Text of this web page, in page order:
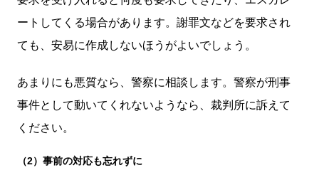
ートしてくる場合があります。謝罪文などを要求され
ても、安易に作成しないほうがよいでしょう。
あまりにも悪質なら、警察に相談します。警察が刑事
事件として動いてくれないようなら、裁判所に訴えて
ください。
（2）事前の対応も忘れずに